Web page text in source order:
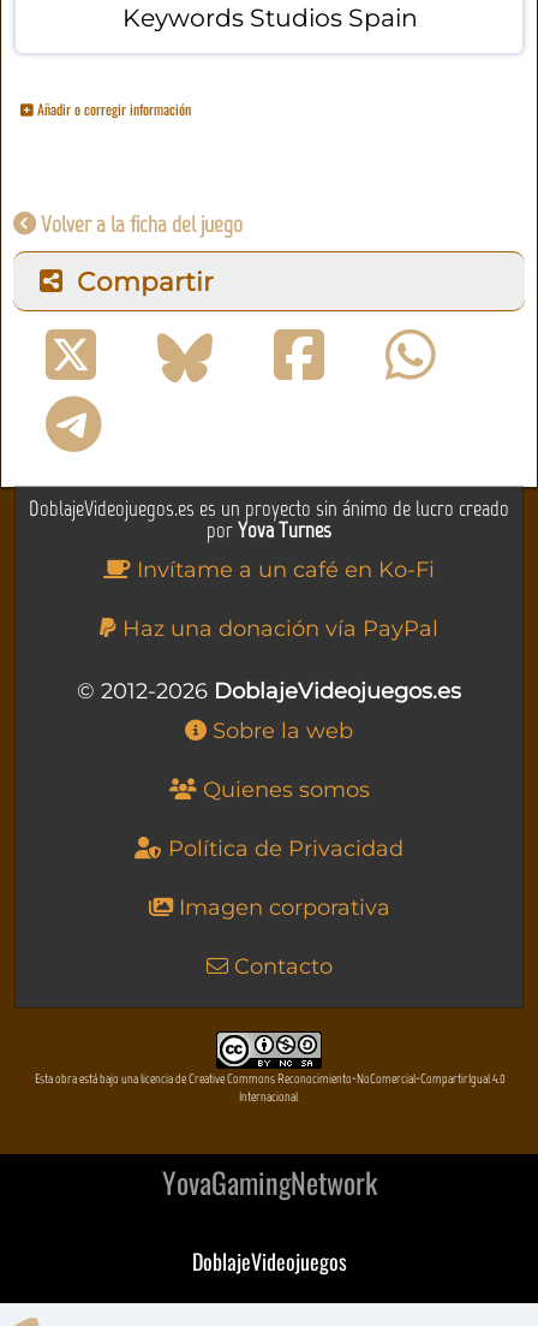
Keywords Studios Spain
Añadir o corregir información
Volver a la ficha del juego
Compartir
DoblajeVideojuegos.es es un proyecto sin ánimo de lucro creado
porYova Turnes
Invítame a un café en Ko-Fi
Haz una donación vía PayPal
© 2012-2026 DoblajeVideojuegos.es
Sobre la web
Quienes somos
Política de Privacidad
Imagen corporativa
Contacto
Esta obra está bajo una licencia de Creative Commons Reconocimiento-NoComercial-CompartirIgual 4.0
Internacional
YovaGamingNetwork
DoblajeVideojuegos